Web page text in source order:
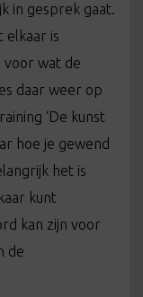
in gesprek gaat.
elkaar is
voor wat de
daar weer op
‘De kunst
hoe je gewend
het is
kunt
kan zijn voor
de